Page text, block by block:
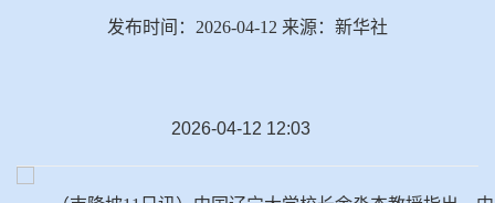
发布时间：2026-04-12 来源：新华社
2026-04-12 12:03